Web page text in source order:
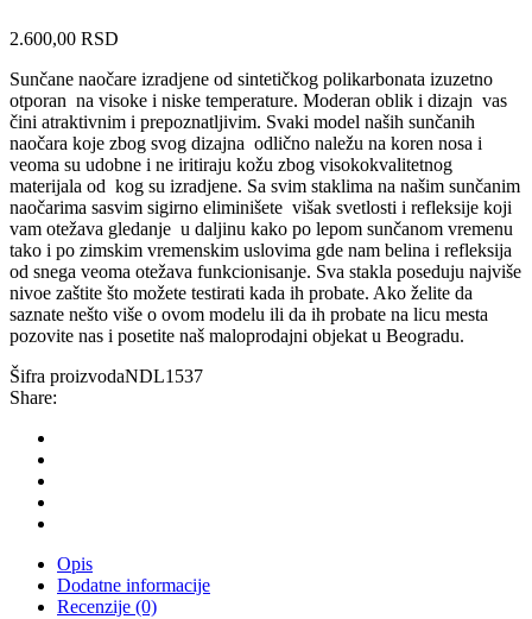
2.600,00 RSD
Sunčane naočare izradjene od sintetičkog polikarbonata izuzetno
otporan na visoke i niske temperature. Moderan oblik i dizajn vas
čini atraktivnim i prepoznatljivim. Svaki model naših sunčanih
naočara koje zbog svog dizajna odlično naležu na koren nosa i
veoma su udobne i ne iritiraju kožu zbog visokokvalitetnog
materijala od kog su izradjene. Sa svim staklima na našim sunčanim
naočarima sasvim sigirno eliminišete višak svetlosti i refleksije koji
vam otežava gledanje u daljinu kako po lepom sunčanom vremenu
tako i po zimskim vremenskim uslovima gde nam belina i refleksija
od snega veoma otežava funkcionisanje. Sva stakla poseduju najviše
nivoe zaštite što možete testirati kada ih probate. Ako želite da
saznate nešto više o ovom modelu ili da ih probate na licu mesta
pozovite nas i posetite naš maloprodajni objekat u Beogradu.
Šifra proizvodaNDL1537
Share:
Opis
Dodatne informacije
Recenzije (0)